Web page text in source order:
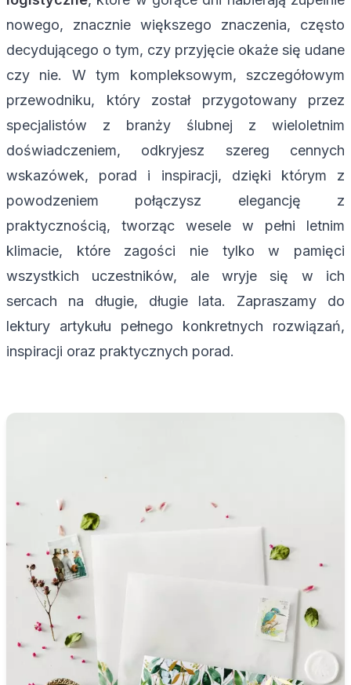
nowego, znacznie większego znaczenia, często
decydującego o tym, czy przyjęcie okaże się udane
czy nie. W tym kompleksowym, szczegółowym
przewodniku, który został przygotowany przez
specjalistów z branży ślubnej z wieloletnim
doświadczeniem, odkryjesz szereg cennych
wskazówek, porad i inspiracji, dzięki którym z
powodzeniem połączysz elegancję z
praktycznością, tworząc wesele w pełni letnim
klimacie, które zagości nie tylko w pamięci
wszystkich uczestników, ale wryje się w ich
sercach na długie, długie lata. Zapraszamy do
lektury artykułu pełnego konkretnych rozwiązań,
inspiracji oraz praktycznych porad.